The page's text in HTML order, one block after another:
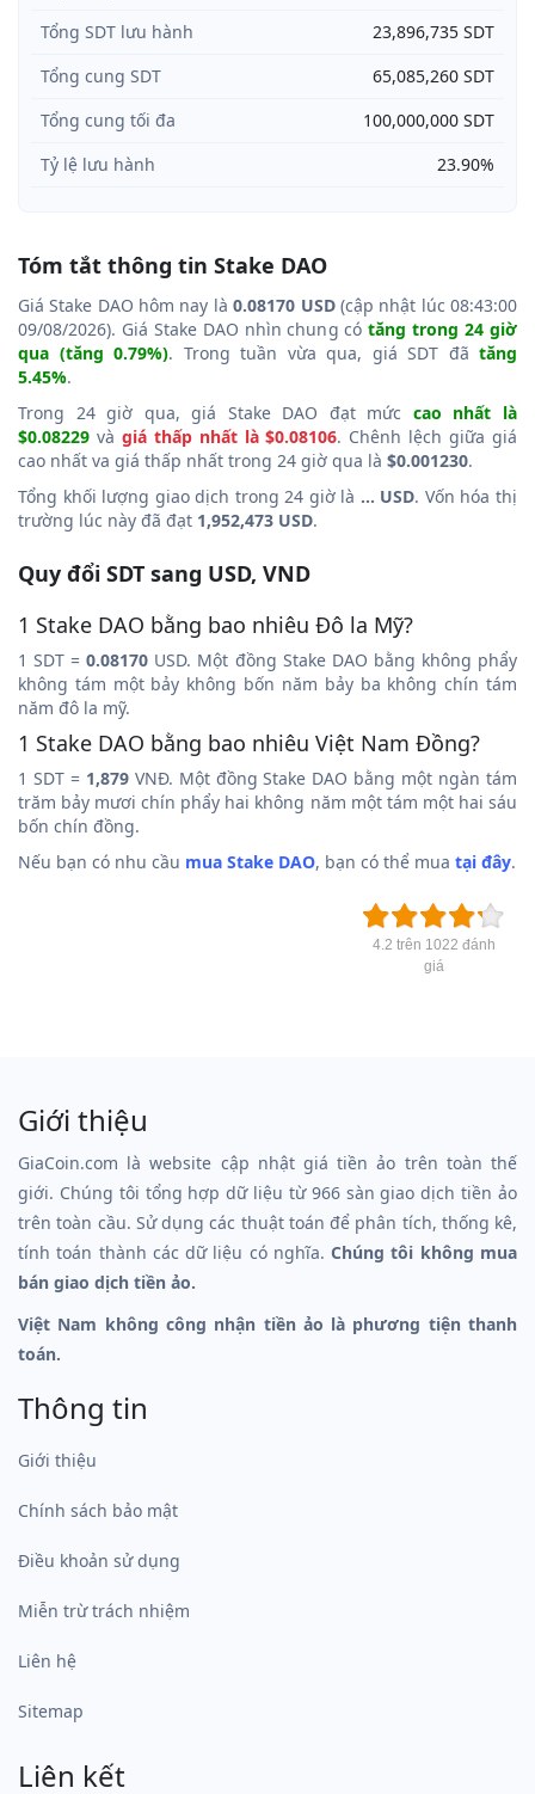
Tổng SDT lưu hành
23,896,735 SDT
Tổng cung SDT
65,085,260 SDT
Tổng cung tối đa
100,000,000 SDT
Tỷ lệ lưu hành
23.90%
Tóm tắt thông tin Stake DAO
Giá Stake DAO hôm nay là0.08170 USD(cập nhật lúc 08:43:00
09/08/2026). Giá Stake DAO nhìn chung cótăng trong 24 giờ
qua (tăng 0.79%). Trong tuần vừa qua, giá SDT đã tăng
5.45%.
Trong 24 giờ qua, giá Stake DAO đạt mức cao nhất là
$0.08229 và giá thấp nhất là $0.08106. Chênh lệch giữa giá
cao nhất va giá thấp nhất trong 24 giờ qua là $0.001230.
Tổng khối lượng giao dịch trong 24 giờ là ... USD. Vốn hóa thị
trường lúc này đã đạt 1,952,473 USD.
Quy đổi SDT sang USD, VND
1 Stake DAO bằng bao nhiêu Đô la Mỹ?
1 SDT =0.08170 USD. Một đồng Stake DAO bằng không phẩy
không tám một bảy không bốn năm bảy ba không chín tám
năm đô la mỹ.
1 Stake DAO bằng bao nhiêu Việt Nam Đồng?
1 SDT = 1,879VNĐ. Một đồng Stake DAO bằng một ngàn tám
trăm bảy mươi chín phẩy hai không năm một tám một hai sáu
bốn chín đồng.
Nếu bạn có nhu cầu mua Stake DAO, bạn có thể mua tại đây.
4.2 trên 1022 đánh
giá
Giới thiệu
GiaCoin.com là website cập nhật giá tiền ảo trên toàn thế
giới. Chúng tôi tổng hợp dữ liệu từ 966 sàn giao dịch tiền ảo
trên toàn cầu. Sử dụng các thuật toán để phân tích, thống kê,
tính toán thành các dữ liệu có nghĩa.Chúng tôi không mua
bán giao dịch tiền ảo.
Việt Nam không công nhận tiền ảo là phương tiện thanh
toán.
Thông tin
Giới thiệu
Chính sách bảo mật
Điều khoản sử dụng
Miễn trừ trách nhiệm
Liên hệ
Sitemap
Liên kết